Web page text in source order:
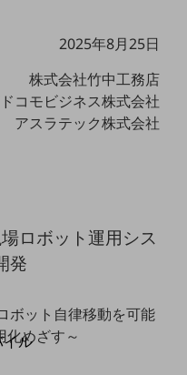
ル
2025年8月25日
株式会社竹中工務店
コモビジネス株式会社
アスラテック株式会社
ロボット運用シス
発
ボット自律移動を可能
化めざす～